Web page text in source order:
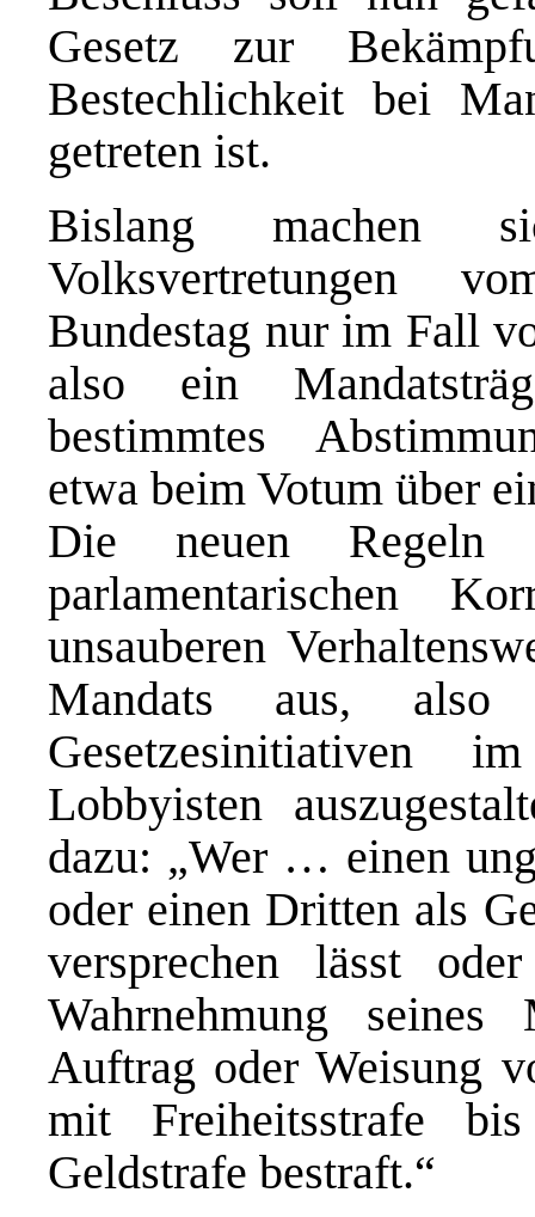
Gesetz zur
Bestechlichkeit bei
getreten ist.
Bislang machen
Volksvertretungen
Bundestag nur im Fall
also ein
bestimmtes
etwa beim Votum über
Die neuen
parlamentarischen
unsauberen
Mandats aus,
Gesetzesinitiativen
Lobbyisten
dazu: „Wer … einen
oder einen Dritten als
versprechen lässt
Wahrnehmung
Auftrag oder Weisung
mit Freiheitsstrafe
Geldstrafe bestraft.“